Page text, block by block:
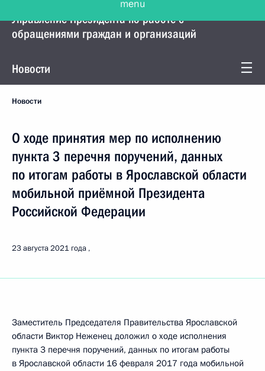
Управление Президента по работе с
обращениями граждан и организаций
Новости
Новости
О ходе принятия мер по исполнению
пункта 3 перечня поручений, данных
по итогам работы в Ярославской области
мобильной приёмной Президента
Российской Федерации
23 августа 2021 года
Заместитель Председателя Правительства Ярославской
области Виктор Неженец доложил о ходе исполнения
пункта 3 перечня поручений, данных по итогам работы
в Ярославской области 16 февраля 2017 года мобильной